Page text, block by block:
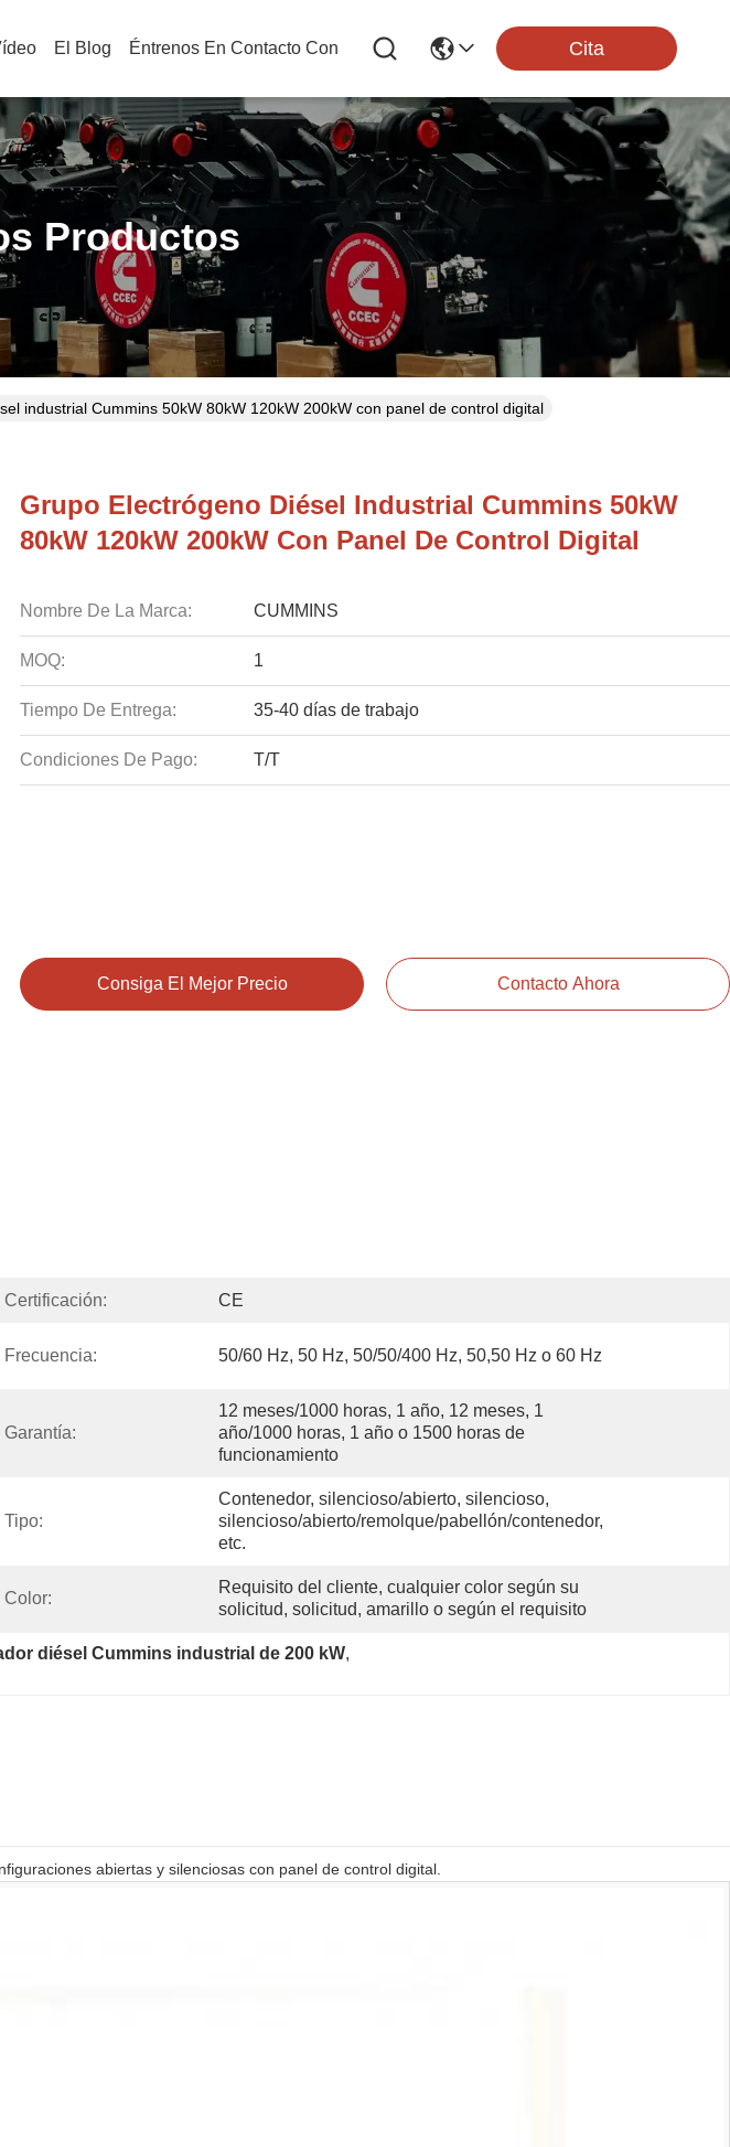
El Blog Éntrenos En Contacto Con Cita
Productos
industrial Cummins 50kW 80kW 120kW 200kW con panel de control digital
Grupo Electrógeno Diésel Industrial Cummins 50kW
80kW 120kW 200kW Con Panel De Control Digital
Nombre De La Marca: CUMMINS
MOQ: 1
Tiempo De Entrega: 35-40 días de trabajo
Condiciones De Pago: T/T
Consiga El Mejor Precio Contacto Ahora
Certificación: CE
Frecuencia: 50/60 Hz, 50 Hz, 50/50/400 Hz, 50,50 Hz o 60 Hz
Garantía:
12 meses/1000 horas, 1 año, 12 meses, 1
año/1000 horas, 1 año o 1500 horas de
funcionamiento
Tipo:
Contenedor, silencioso/abierto, silencioso,
silencioso/abierto/remolque/pabellón/contenedor,
etc.
Color:
Requisito del cliente, cualquier color según su
solicitud, solicitud, amarillo o según el requisito
diésel Cummins industrial de 200 kW,
abiertas y silenciosas con panel de control digital.